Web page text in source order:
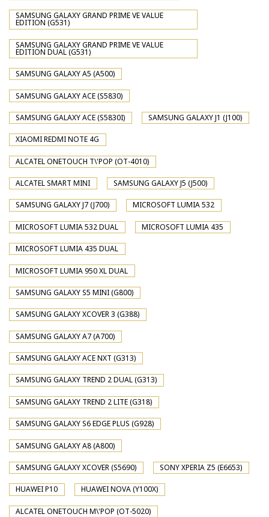
SAMSUNG GALAXY GRAND PRIME VE VALUE
EDITION (G531)
SAMSUNG GALAXY GRAND PRIME VE VALUE
EDITION DUAL (G531)
SAMSUNG GALAXY A5 (A500)
SAMSUNG GALAXY ACE (S5830)
SAMSUNG GALAXY ACE (S5830I) SAMSUNG GALAXY J1 (J100)
XIAOMI REDMI NOTE 4G
ALCATEL ONETOUCH T\'POP (OT-4010)
ALCATEL SMART MINI SAMSUNG GALAXY J5 (J500)
SAMSUNG GALAXY J7 (J700) MICROSOFT LUMIA 532
MICROSOFT LUMIA 532 DUAL MICROSOFT LUMIA 435
MICROSOFT LUMIA 435 DUAL
MICROSOFT LUMIA 950 XL DUAL
SAMSUNG GALAXY S5 MINI (G800)
SAMSUNG GALAXY XCOVER 3 (G388)
SAMSUNG GALAXY A7 (A700)
SAMSUNG GALAXY ACE NXT (G313)
SAMSUNG GALAXY TREND 2 DUAL (G313)
SAMSUNG GALAXY TREND 2 LITE (G318)
SAMSUNG GALAXY S6 EDGE PLUS (G928)
SAMSUNG GALAXY A8 (A800)
SAMSUNG GALAXY XCOVER (S5690) SONY XPERIA Z5 (E6653)
HUAWEI P10 HUAWEI NOVA (Y100X)
ALCATEL ONETOUCH M\'POP (OT-5020)